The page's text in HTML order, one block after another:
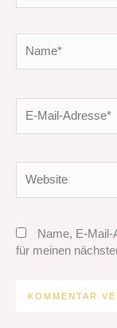
Mail-
Name, E-
für meinen